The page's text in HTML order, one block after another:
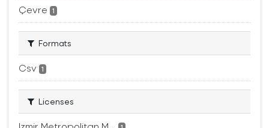
Çevre 1
Formats
Csv 1
Licenses